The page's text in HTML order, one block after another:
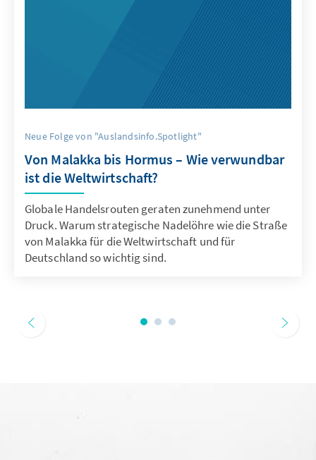
Neue Folge von "Auslandsinfo.Spotlight"
Von Malakka bis Hormus – Wie verwundbar
ist die Weltwirtschaft?
Globale Handelsrouten geraten zunehmend unter
Druck. Warum strategische Nadelöhre wie die Straße
von Malakka für die Weltwirtschaft und für
Deutschland so wichtig sind.